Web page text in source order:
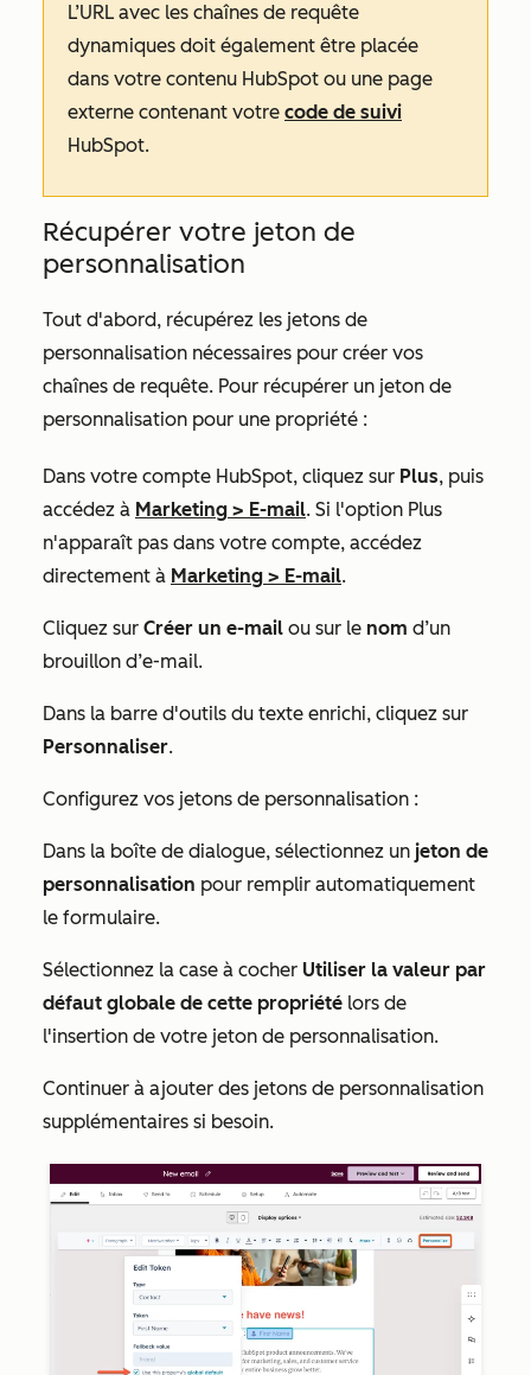
L’URL avec les chaînes de requête
dynamiques doit également être placée
dans votre contenu HubSpot ou une page
externe contenant votre code de suivi
HubSpot.
Récupérer votre jeton de
personnalisation
Tout d'abord, récupérez les jetons de
personnalisation nécessaires pour créer vos
chaînes de requête. Pour récupérer un jeton de
personnalisation pour une propriété :
Dans votre compte HubSpot, cliquez sur Plus, puis
accédez à Marketing > E-mail. Si l'option Plus
n'apparaît pas dans votre compte, accédez
directement à Marketing > E-mail.
Cliquez sur Créer un e-mail ou sur le nom d’un
brouillon d’e-mail.
Dans la barre d'outils du texte enrichi, cliquez sur
Personnaliser.
Configurez vos jetons de personnalisation :
Dans la boîte de dialogue, sélectionnez un jeton de
personnalisation pour remplir automatiquement
le formulaire.
Sélectionnez la case à cocher Utiliser la valeur par
défaut globale de cette propriété lors de
l'insertion de votre jeton de personnalisation.
Continuer à ajouter des jetons de personnalisation
supplémentaires si besoin.